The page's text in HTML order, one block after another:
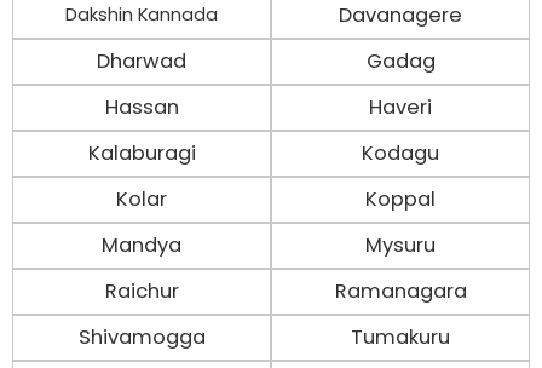
Dakshin Kannada
Davanagere
Dharwad
Gadag
Hassan
Haveri
Kalaburagi
Kodagu
Kolar
Koppal
Mandya
Mysuru
Raichur
Ramanagara
Shivamogga
Tumakuru